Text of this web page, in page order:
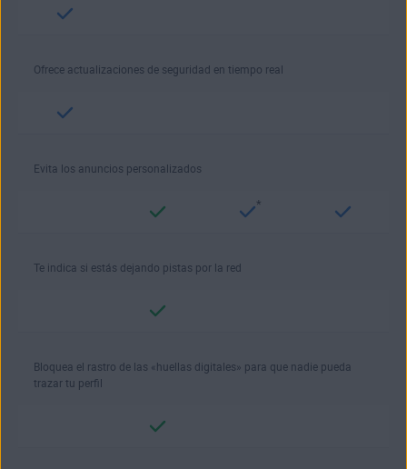
Ofrece actualizaciones de seguridad en tiempo real
Evita los anuncios personalizados
*
Te indica si estás dejando pistas por la red
Bloquea el rastro de las «huellas digitales» para que nadie pueda
trazar tu perfil